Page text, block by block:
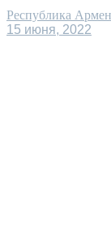
Республика
15 июня, 2022